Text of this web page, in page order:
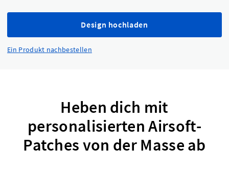
Design hochladen
Ein Produkt nachbestellen
Heben dich mit
personalisierten Airsoft-
Patches von der Masse ab